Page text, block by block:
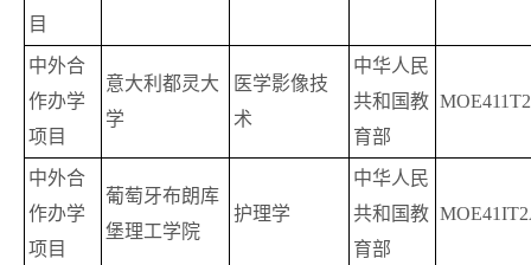
目
中外合
作办学
项目
意大利都灵大
学
医学影像技
术
中华人民
共和国教
育部
中外合
作办学
项目
葡萄牙布朗库
堡理工学院
护理学
中华人民
共和国教
育部